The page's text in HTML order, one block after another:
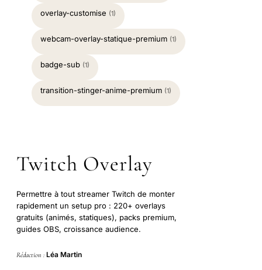
overlay-customise (1)
webcam-overlay-statique-premium (1)
badge-sub (1)
transition-stinger-anime-premium (1)
Twitch Overlay
Permettre à tout streamer Twitch de monter
rapidement un setup pro : 220+ overlays
gratuits (animés, statiques), packs premium,
guides OBS, croissance audience.
Rédaction : Léa Martin